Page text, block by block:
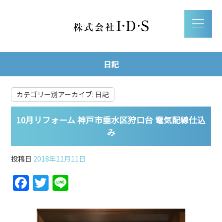
日記
カテゴリー別アーカイブ: 日記
10月リフォーム 神戸市垂水区狩口台 電気配線仕込
み
投稿日 2018年11月11日
F
a
c
T
w
itte